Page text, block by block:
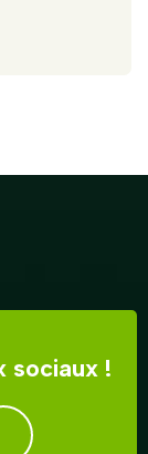
sociaux !